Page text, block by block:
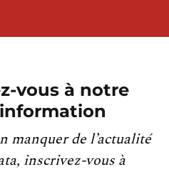
vous à notre
manquer de l’actualité
inscrivez-vous à